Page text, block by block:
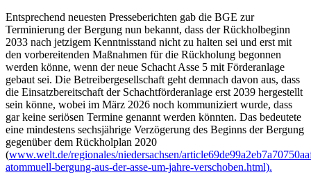
Entsprechend neuesten Presseberichten gab die BGE zur
Terminierung der Bergung nun bekannt, dass der Rückholbeginn
2033 nach jetzigem Kenntnisstand nicht zu halten sei und erst mit
den vorbereitenden Maßnahmen für die Rückholung begonnen
werden könne, wenn der neue Schacht Asse 5 mit Förderanlage
gebaut sei. Die Betreibergesellschaft geht demnach davon aus, dass
die Einsatzbereitschaft der Schachtförderanlage erst 2039 hergestellt
sein könne, wobei im März 2026 noch kommuniziert wurde, dass
gar keine seriösen Termine genannt werden könnten. Das bedeutete
eine mindestens sechsjährige Verzögerung des Beginns der Bergung
gegenüber dem Rückholplan 2020
(www.welt.de/regionales/niedersachsen/
atommuell-bergung-aus-der-asse-um-jahre-verschoben.html).